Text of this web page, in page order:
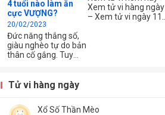
4 tuổi nào làm ăn
cực VƯỢNG?
20/02/2023
Đức năng thắng số,
giàu nghèo tự do bản
thân cố gắng. Tuy
Xem ngay ai là con
giáp may mắn đầu
tháng 2 âm lịch 2023.
Xem tử vi hàng ngày
– Xem tử vi ngày 11
Tử vi hàng ngày
Xổ Số Thần Mèo